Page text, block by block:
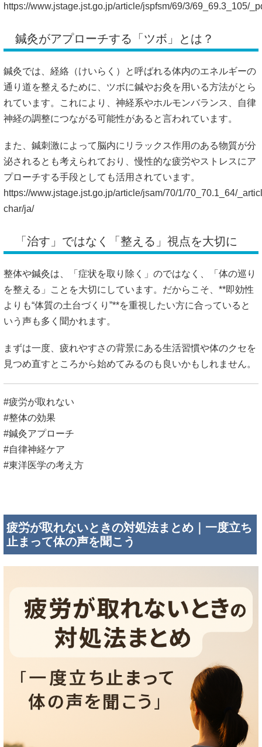
https://www.jstage.jst.go.jp/article/jspfsm/69/3/69_69.3_105/
鍼灸がアプローチする「ツボ」とは？
鍼灸では、経絡（けいらく）と呼ばれる体内のエネルギーの
通り道を整えるために、ツボに鍼やお灸を用いる方法がとら
れています。これにより、神経系やホルモンバランス、自律
神経の調整につながる可能性があると言われています。
また、鍼刺激によって脳内にリラックス作用のある物質が分
泌されるとも考えられており、慢性的な疲労やストレスにア
プローチする手段としても活用されています。
https://www.jstage.jst.go.jp/article/jsam/70/1/70_70.1_64/
char/ja/
「治す」ではなく「整える」視点を大切に
整体や鍼灸は、「症状を取り除く」のではなく、「体の巡り
を整える」ことを大切にしています。だからこそ、**即効性
よりも“体質の土台づくり”**を重視したい方に合っていると
いう声も多く聞かれます。
まずは一度、疲れやすさの背景にある生活習慣や体のクセを
見つめ直すところから始めてみるのも良いかもしれません。
#疲労が取れない
#整体の効果
#鍼灸アプローチ
#自律神経ケア
#東洋医学の考え方
疲労が取れないときの対処法まとめ｜一度立ち
止まって体の声を聞こう